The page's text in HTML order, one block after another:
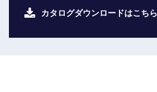
カタログダウンロードはこちら